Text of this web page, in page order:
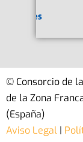
© Consorcio de
de la Zona
(España)
Aviso Legal |